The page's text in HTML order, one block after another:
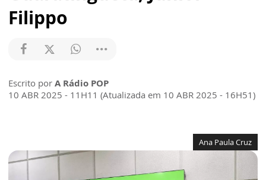
Filippo
Escrito por A Rádio POP
10 ABR 2025 - 11H11 (Atualizada em 10 ABR 2025 - 16H51)
Ana Paula Cruz